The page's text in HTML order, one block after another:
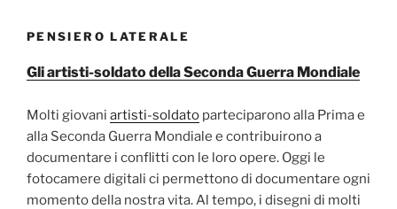
PENSIERO LATERALE
Gli artisti-soldato della Seconda Guerra Mondiale
Molti giovani artisti-soldato parteciparono alla Prima e
alla Seconda Guerra Mondiale e contribuirono a
documentare i conflitti con le loro opere. Oggi le
fotocamere digitali ci permettono di documentare ogni
momento della nostra vita. Al tempo, i disegni di molti